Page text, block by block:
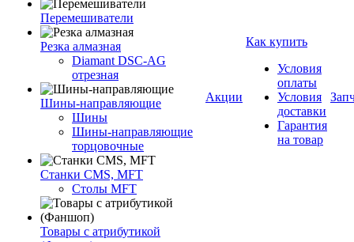
Перемешиватели
Резка алмазная
Diamant DSC-AG
отрезная
Шины-направляющие
Шины
Шины-направляющие
торцовочные
Станки CMS, MFT
Столы MFT
Товары с атрибутикой
Акции
Как купить
Условия
оплаты
Условия
доставки
Гарантия
на товар